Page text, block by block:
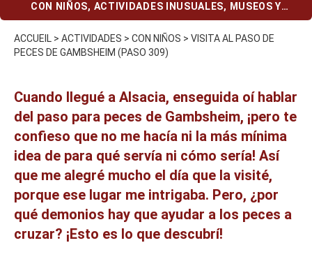
CON NIÑOS, ACTIVIDADES INUSUALES, MUSEOS Y
MONUMENTOS
ACCUEIL > ACTIVIDADES > CON NIÑOS > VISITA AL PASO DE
PECES DE GAMBSHEIM (PASO 309)
Cuando llegué a Alsacia, enseguida oí hablar
del paso para peces de Gambsheim, ¡pero te
confieso que no me hacía ni la más mínima
idea de para qué servía ni cómo sería! Así
que me alegré mucho el día que la visité,
porque ese lugar me intrigaba. Pero, ¿por
qué demonios hay que ayudar a los peces a
cruzar? ¡Esto es lo que descubrí!